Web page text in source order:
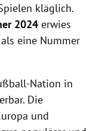
kläglich.
2024 erwies
eine Nummer
Nation in
Die
und